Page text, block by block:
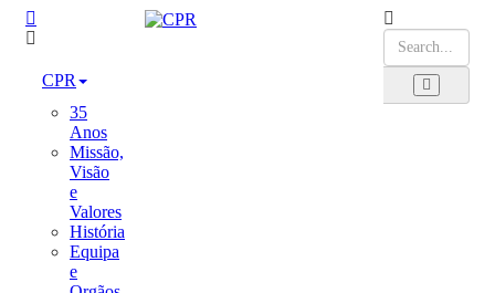
CPR
35
Anos
Missão,
Visão
e
Valores
História
Equipa
e